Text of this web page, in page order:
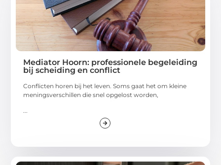
Mediator Hoorn: professionele begeleiding
bij scheiding en conflict
Conflicten horen bij het leven. Soms gaat het om kleine
meningsverschillen die snel opgelost worden,